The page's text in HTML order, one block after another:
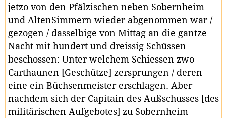
jetzo von den Pfälzischen neben Sobernheim
und AltenSimmern wieder abgenommen war /
gezogen / dasselbige von Mittag an die gantze
Nacht mit hundert und dreissig Schüssen
beschossen: Unter welchem Schiessen zwo
Carthaunen [Geschütze] zersprungen / deren
eine ein Büchsenmeister erschlagen. Aber
nachdem sich der Capitain des Außschusses [des
militärischen Aufgebotes] zu Sobernheim